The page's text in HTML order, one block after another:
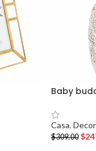
Baby
Casa,
$309.00 $